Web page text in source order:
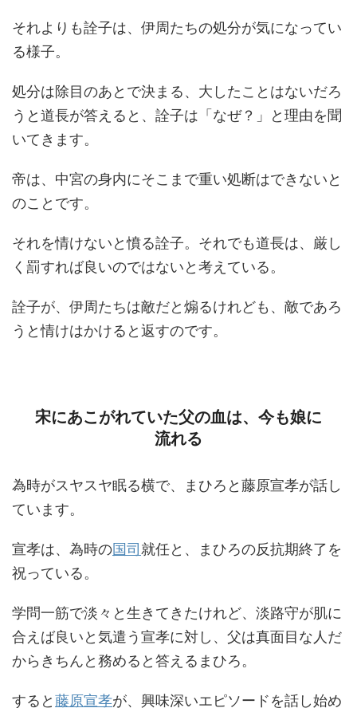
それよりも詮子は、伊周たちの処分が気になってい
る様子。
処分は除目のあとで決まる、大したことはないだろ
うと道長が答えると、詮子は「なぜ？」と理由を聞
いてきます。
帝は、中宮の身内にそこまで重い処断はできないと
のことです。
それを情けないと憤る詮子。それでも道長は、厳し
く罰すれば良いのではないと考えている。
詮子が、伊周たちは敵だと煽るけれども、敵であろ
うと情けはかけると返すのです。
宋にあこがれていた父の血は、今も娘に
流れる
為時がスヤスヤ眠る横で、まひろと藤原宣孝が話し
ています。
宣孝は、為時の国司 就任と、まひろの反抗期終了を
祝っている。
学問一筋で淡々と生きてきたけれど、淡路守が肌に
合えば良いと気遣う宣孝に対し、父は真面目な人だ
からきちんと務めると答えるまひろ。
すると藤原宣孝が、興味深いエピソードを話し始め